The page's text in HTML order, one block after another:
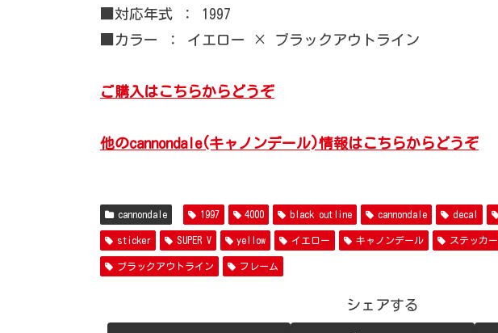
■対応年式 ： 1997
■カラー ： イエロー × ブラックアウトライン
ご購入はこちらからどうぞ
他のcannondale(キャノンデール)情報はこちらからどうぞ
cannondale 1997 4000 black outline cannondale decal
sticker SUPER V yellow イエロー キャノンデール ステッカー
ブラックアウトライン フレーム
シェアする